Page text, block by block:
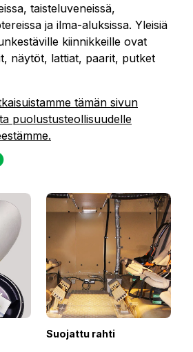
taisteluveneissä,
ja ilma-aluksissa. Yleisiä
kiinnikkeille ovat
näytöt, lattiat, paarit, putket
tämän sivun
puolustusteollisuudelle
Suojattu rahti